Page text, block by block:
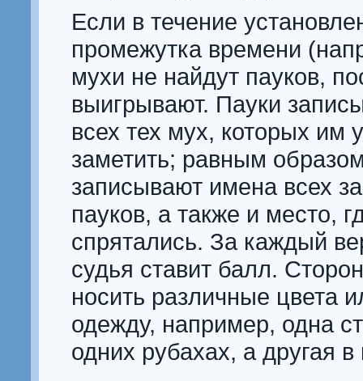
Если в течение
промежутка времени
мухи не найдут пауков,
выигрывают. Пауки
всех тех мух, которых им
заметить; равным
записывают имена всех
пауков, а также и место,
спрятались. За каждый
судья ставит балл.
носить различные цвета
одежду, например, одна
одних рубахах, а другая в